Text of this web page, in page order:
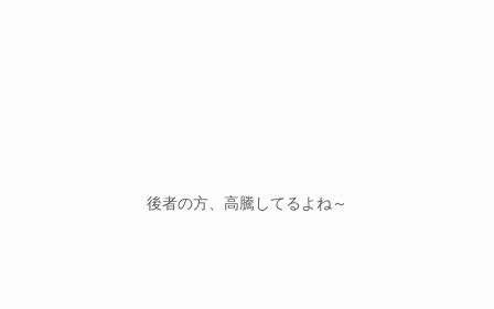
後者の方、高騰してるよね～